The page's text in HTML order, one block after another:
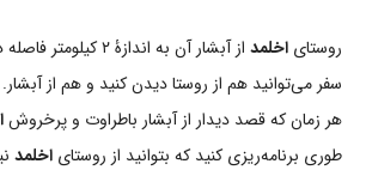
روستای اخلمد
از آبشار آن به اندازۀ ۲
سفر می‌توانید هم از روستا دیدن کنید و هم از آبشار.
هر زمان که قصد دیدار از آبشار باطراوت و پرخروش
طوری برنامه‌ریزی کنید که بتوانید از روستای اخلمد